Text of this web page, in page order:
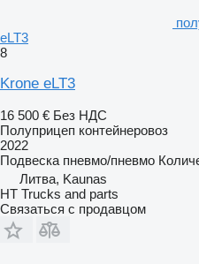
eLT3
8
Krone eLT3
16 500 € Без НДС
Полуприцеп контейнеровоз
2022
Подвеска пневмо/пневмо
Литва, Kaunas
HT Trucks and parts
Связаться с продавцом